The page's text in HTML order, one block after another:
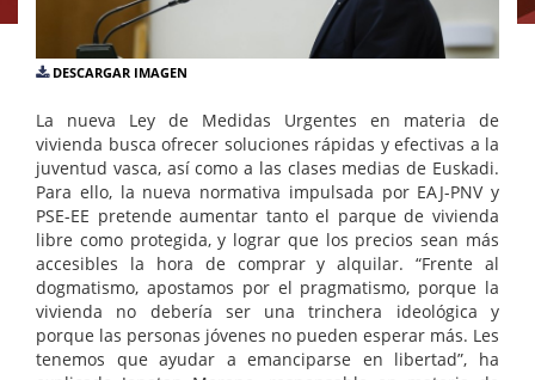
DESCARGAR IMAGEN
La nueva Ley de Medidas Urgentes en materia de
vivienda busca ofrecer soluciones rápidas y efectivas a la
juventud vasca, así como a las clases medias de Euskadi.
Para ello, la nueva normativa impulsada por EAJ-PNV y
PSE-EE pretende aumentar tanto el parque de vivienda
libre como protegida, y lograr que los precios sean más
accesibles la hora de comprar y alquilar. “Frente al
dogmatismo, apostamos por el pragmatismo, porque la
vivienda no debería ser una trinchera ideológica y
porque las personas jóvenes no pueden esperar más. Les
tenemos que ayudar a emanciparse en libertad”, ha